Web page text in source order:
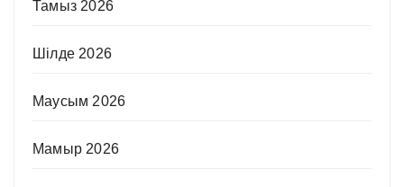
Тамыз 2026
Шілде 2026
Маусым 2026
Мамыр 2026